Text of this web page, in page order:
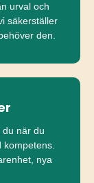
urval och
säkerställer
den.
när du
nya